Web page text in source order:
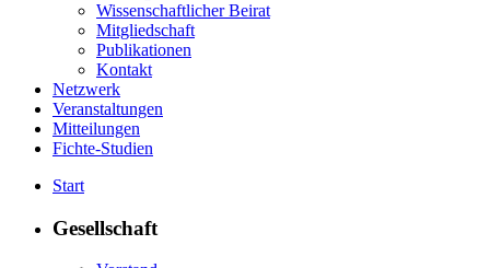
Wissenschaftlicher Beirat
Mitgliedschaft
Publikationen
Kontakt
Netzwerk
Veranstaltungen
Mitteilungen
Fichte-Studien
Start
Gesellschaft